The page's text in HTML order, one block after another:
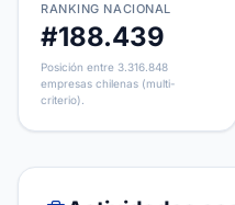
RANKING NACIONAL
#188.439
Posición entre 3.316.848
empresas chilenas (multi-
criterio).